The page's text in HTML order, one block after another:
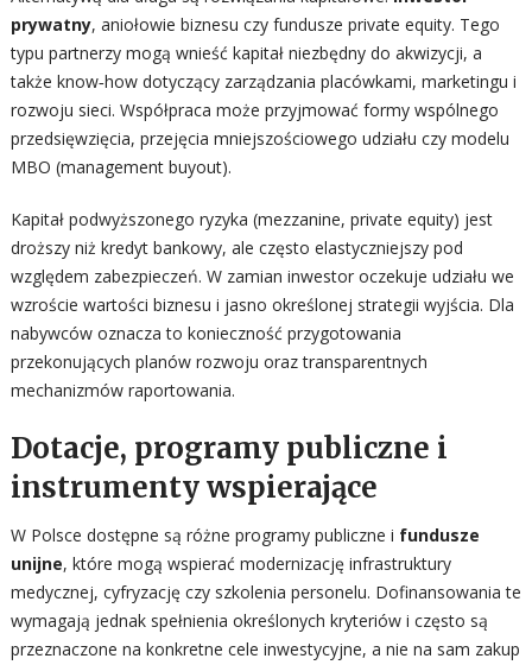
prywatny, aniołowie biznesu czy fundusze private equity. Tego
typu partnerzy mogą wnieść kapitał niezbędny do akwizycji, a
także know‑how dotyczący zarządzania placówkami, marketingu i
rozwoju sieci. Współpraca może przyjmować formy wspólnego
przedsięwzięcia, przejęcia mniejszościowego udziału czy modelu
MBO (management buyout).
Kapitał podwyższonego ryzyka (mezzanine, private equity) jest
droższy niż kredyt bankowy, ale często elastyczniejszy pod
względem zabezpieczeń. W zamian inwestor oczekuje udziału we
wzroście wartości biznesu i jasno określonej strategii wyjścia. Dla
nabywców oznacza to konieczność przygotowania
przekonujących planów rozwoju oraz transparentnych
mechanizmów raportowania.
Dotacje, programy publiczne i
instrumenty wspierające
W Polsce dostępne są różne programy publiczne i fundusze
unijne, które mogą wspierać modernizację infrastruktury
medycznej, cyfryzację czy szkolenia personelu. Dofinansowania te
wymagają jednak spełnienia określonych kryteriów i często są
przeznaczone na konkretne cele inwestycyjne, a nie na sam zakup